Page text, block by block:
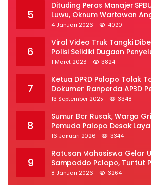
5
Dituding Peras Manajer
Luwu, Oknum Wartawan
4 Januari 2026 4020
6
Viral Video Truk Tangki
Polisi Selidiki Dugaan
Subsidi di Palopo
1 Maret 2026 3824
7
Ketua DPRD Palopo Tolak
Dokumen Ranperda APBD
2025
13 September 2025 3348
8
Sumur Bor Rusak, Warga
Pemuda Palopo Desak
16 Januari 2026 3344
9
Ratusan Mahasiswa Gelar
Sampoddo Palopo, Tuntut
Provinsi Luwu Raya
8 Januari 2026 3264